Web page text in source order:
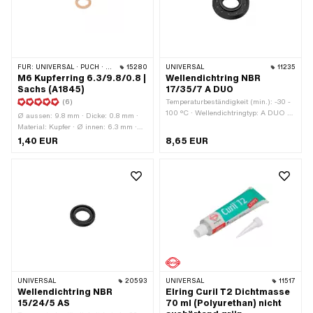
FÜR: UNIVERSAL · PUCH · SACHS · PONY / CILO (BETA 521 & 512) · ZÜNDAPP BELMONDO 15280
M6 Kupferring 6.3/9.8/0.8 |
Sachs (A1845)
(6)
Ø aussen: 9.8 mm · Dicke: 0.8 mm ·
Material: Kupfer · Ø innen: 6.3 mm ·
Pony OEM-Nr.: A1845 · Sachs OEM-
Nr.: 0250 112 100
1,40 EUR
UNIVERSAL 11235
Wellendichtring NBR
17/35/7 A DUO
Temperaturbeständigkeit (min.): -30 -
100 °C · Wellendichtringtyp: A DUO -
aussen: 35 mm · Breite: 7 mm ·
8,65 EUR
UNIVERSAL 20593
Wellendichtring NBR
15/24/5 AS
UNIVERSAL 11517
Elring Curil T2 Dichtmasse
70 ml (Polyurethan) nicht